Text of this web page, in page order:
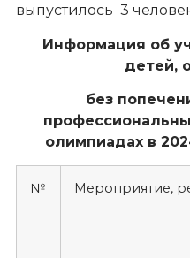
выпустилось 3
Информация об
детей,
без
олимпиадах в
№ Мероприятие,